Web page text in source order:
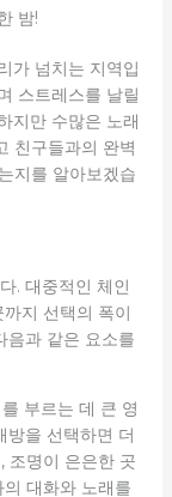
밤!
가 넘치는 지역입
스트레스를 날릴
지만 수많은 노래
친구들과의 완벽
지를 알아보겠습
. 대중적인 체인
지 선택의 폭이
음과 같은 요소를
부르는 데 큰 영
방을 선택하면 더
조명이 은은한 곳
대화와 노래를